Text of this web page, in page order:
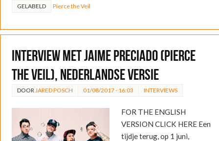
GELABELD Pierce the Veil
Interview met Jaime Preciado (Pierce
the Veil), Nederlandse versie
DOOR JARED POSCH 01/08/2017 - 16:03 INTERVIEWS
FOR THE ENGLISH
VERSION CLICK HERE Een
tijdje terug, op 1 juni,